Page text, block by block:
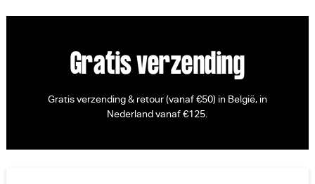
Gratis verzending
Gratis verzending & retour (vanaf €50) in België, in
Nederland vanaf €125.